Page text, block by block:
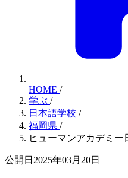
HOME /
学ぶ /
日本語学校 /
福岡県 /
ヒューマンアカデミー
公開日2025年03月20日